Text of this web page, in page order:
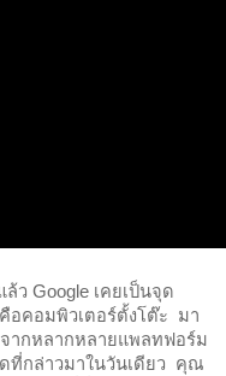
ว Google เคยเป็นจุด
คอมพิวเตอร์ตั้งโต๊ะ  มา
ากหลากหลายแพลทฟอร์ม
กล่าวมาในวันเดียว  คุณ